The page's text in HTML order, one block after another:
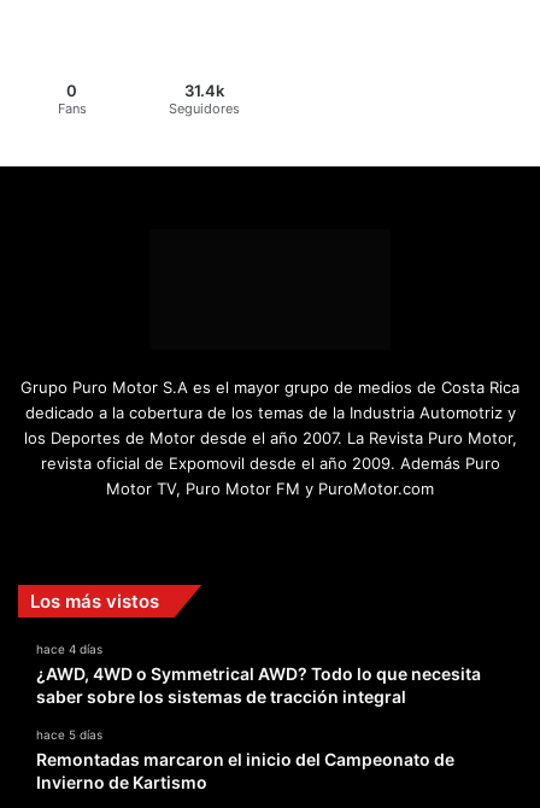
0
Fans
31.4k
Seguidores
Grupo Puro Motor S.A es el mayor grupo de medios de Costa Rica
dedicado a la cobertura de los temas de la Industria Automotriz y
los Deportes de Motor desde el año 2007. La Revista Puro Motor,
revista oficial de Expomovil desde el año 2009. Además Puro
Motor TV, Puro Motor FM y PuroMotor.com
Los más vistos
hace 4 días
¿AWD, 4WD o Symmetrical AWD? Todo lo que necesita
saber sobre los sistemas de tracción integral
hace 5 días
Remontadas marcaron el inicio del Campeonato de
Invierno de Kartismo